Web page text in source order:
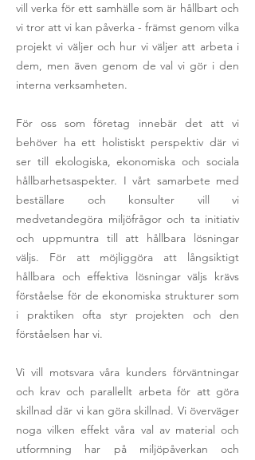
vill verka för ett samhälle som är hållbart och
vi tror att vi kan påverka - främst genom vilka
projekt vi väljer och hur vi väljer att arbeta i
dem, men även genom de val vi gör i den
interna verksamheten.
För oss som företag innebär det att vi
behöver ha ett holistiskt perspektiv där vi
ser till ekologiska, ekonomiska och sociala
hållbarhetsaspekter. I vårt samarbete med
beställare och konsulter vill vi
medvetandegöra miljöfrågor och ta initiativ
och uppmuntra till att hållbara lösningar
väljs. För att möjliggöra att långsiktigt
hållbara och effektiva lösningar väljs krävs
förståelse för de ekonomiska strukturer som
i praktiken ofta styr projekten och den
förståelsen har vi.
Vi vill motsvara våra kunders förväntningar
och krav och parallellt arbeta för att göra
skillnad där vi kan göra skillnad. Vi överväger
noga vilken effekt våra val av material och
utformning har på miljöpåverkan och